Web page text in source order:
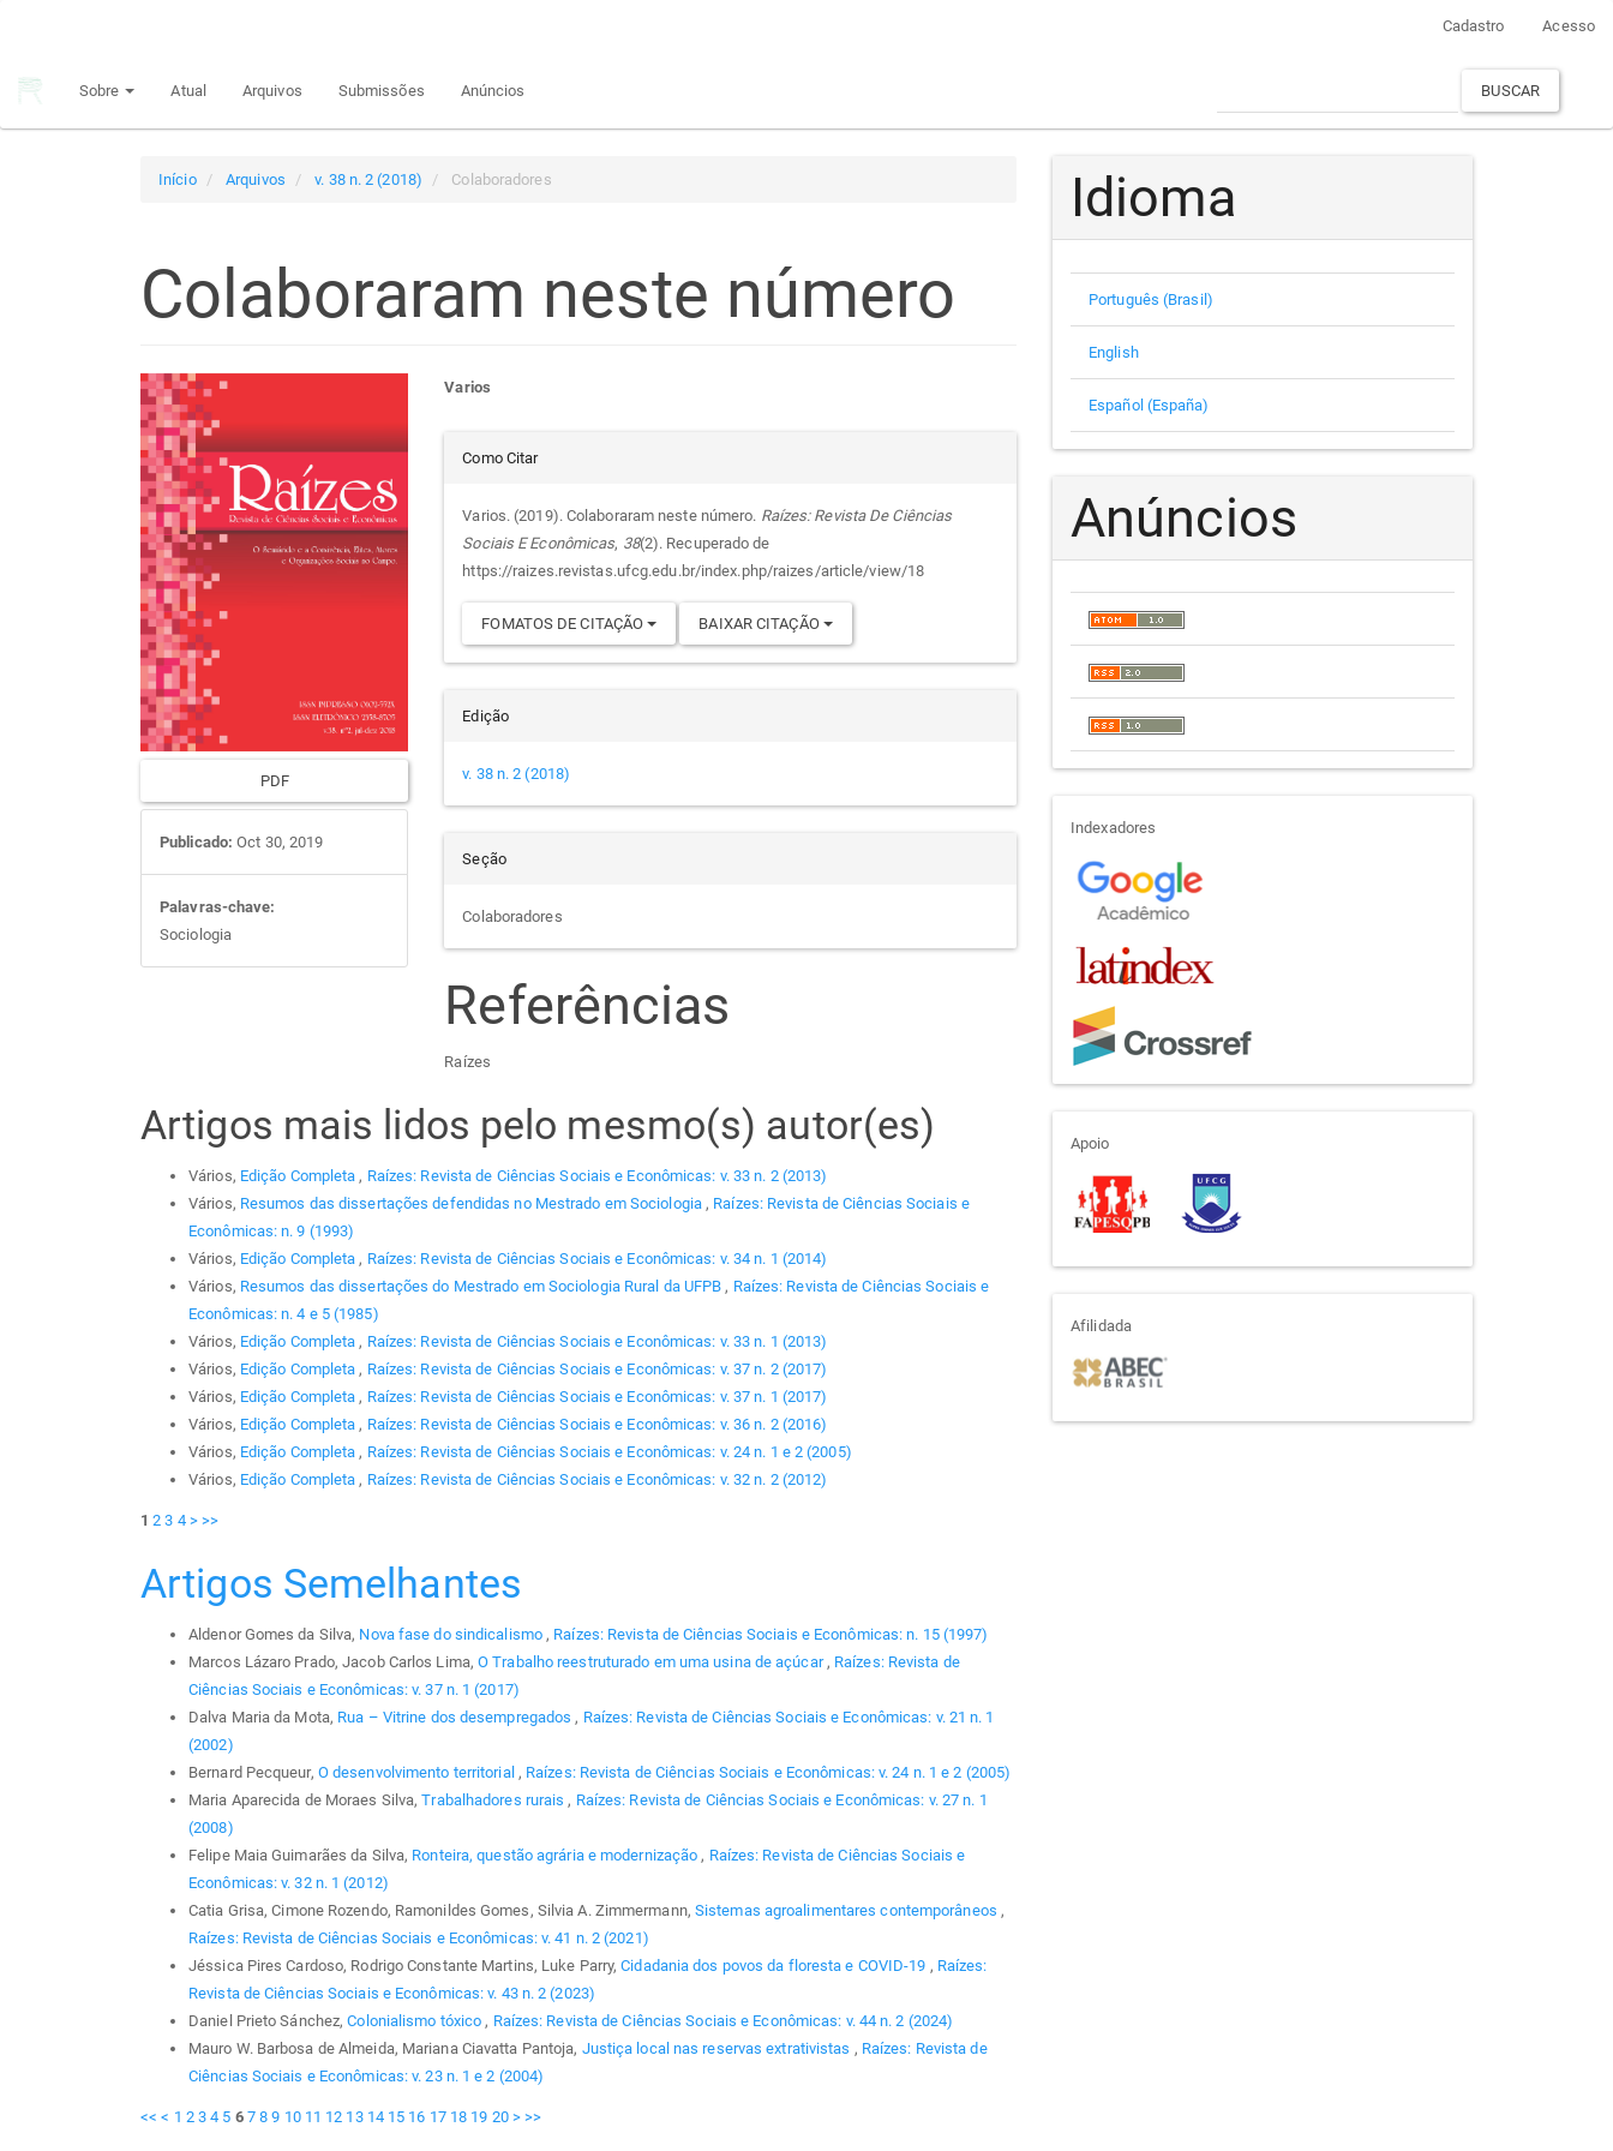
principal
Cadastro Acesso
Sobre Atual Arquivos Submissões Anúncios BUSCAR
Início Arquivos v. 38 n. 2 (2018) Colaboradores
Colaboraram neste número
Barra
lateral
de
artigos
PDF
Publicado: Oct 30, 2019
Palavras-chave:
Sociologia
Conteúdo
do
artigo
principal
Varios
Detalhes
do
artigo
Como Citar
Varios. (2019). Colaboraram neste número. Raízes: Revista De Ciências
Sociais E Econômicas, 38(2). Recuperado de
https://raizes.revistas.ufcg.edu.br/index.php/raizes/article/view/18
FOMATOS DE CITAÇÃO BAIXAR CITAÇÃO
Edição
v. 38 n. 2 (2018)
Seção
Colaboradores
Referências
Raízes
Artigos mais lidos pelo mesmo(s) autor(es)
Vários, Edição Completa , Raízes: Revista de Ciências Sociais e Econômicas: v. 33 n. 2 (2013)
Vários, Resumos das dissertações defendidas no Mestrado em Sociologia , Raízes: Revista de Ciências Sociais e
Econômicas: n. 9 (1993)
Vários, Edição Completa , Raízes: Revista de Ciências Sociais e Econômicas: v. 34 n. 1 (2014)
Vários, Resumos das dissertações do Mestrado em Sociologia Rural da UFPB , Raízes: Revista de Ciências Sociais e
Econômicas: n. 4 e 5 (1985)
Vários, Edição Completa , Raízes: Revista de Ciências Sociais e Econômicas: v. 33 n. 1 (2013)
Vários, Edição Completa , Raízes: Revista de Ciências Sociais e Econômicas: v. 37 n. 2 (2017)
Vários, Edição Completa , Raízes: Revista de Ciências Sociais e Econômicas: v. 37 n. 1 (2017)
Vários, Edição Completa , Raízes: Revista de Ciências Sociais e Econômicas: v. 36 n. 2 (2016)
Vários, Edição Completa , Raízes: Revista de Ciências Sociais e Econômicas: v. 24 n. 1 e 2 (2005)
Vários, Edição Completa , Raízes: Revista de Ciências Sociais e Econômicas: v. 32 n. 2 (2012)
1 2 3 4 > >>
Artigos Semelhantes
Aldenor Gomes da Silva, Nova fase do sindicalismo , Raízes: Revista de Ciências Sociais e Econômicas: n. 15 (1997)
Marcos Lázaro Prado, Jacob Carlos Lima,O Trabalho reestruturado em uma usina de açúcar , Raízes: Revista de
Ciências Sociais e Econômicas: v. 37 n. 1 (2017)
Dalva Maria da Mota, Rua – Vitrine dos desempregados , Raízes: Revista de Ciências Sociais e Econômicas: v. 21 n. 1
(2002)
Bernard Pecqueur, O desenvolvimento territorial , Raízes: Revista de Ciências Sociais e Econômicas: v. 24 n. 1 e 2 (2005)
Maria Aparecida de Moraes Silva,Trabalhadores rurais , Raízes: Revista de Ciências Sociais e Econômicas: v. 27 n. 1
(2008)
Felipe Maia Guimarães da Silva, Ronteira, questão agrária e modernização , Raízes: Revista de Ciências Sociais e
Econômicas: v. 32 n. 1 (2012)
Catia Grisa, Cimone Rozendo, Ramonildes Gomes, Silvia A. Zimmermann, Sistemas agroalimentares contemporâneos ,
Raízes: Revista de Ciências Sociais e Econômicas: v. 41 n. 2 (2021)
Jéssica Pires Cardoso, Rodrigo Constante Martins, Luke Parry,Cidadania dos povos da floresta e COVID-19 , Raízes:
Revista de Ciências Sociais e Econômicas: v. 43 n. 2 (2023)
Daniel Prieto Sánchez,Colonialismo tóxico , Raízes: Revista de Ciências Sociais e Econômicas: v. 44 n. 2 (2024)
Mauro W. Barbosa de Almeida, Mariana Ciavatta Pantoja, Justiça local nas reservas extrativistas , Raízes: Revista de
Ciências Sociais e Econômicas: v. 23 n. 1 e 2 (2004)
<< < 1 2 3 4 5 6 7 8 9 10 11 12 13 14 15 16 17 18 19 20 > >>
Idioma
Português (Brasil)
English
Español (España)
Anúncios
indexadores
Indexadores
apoio
Apoio
afiliada
Afilidada